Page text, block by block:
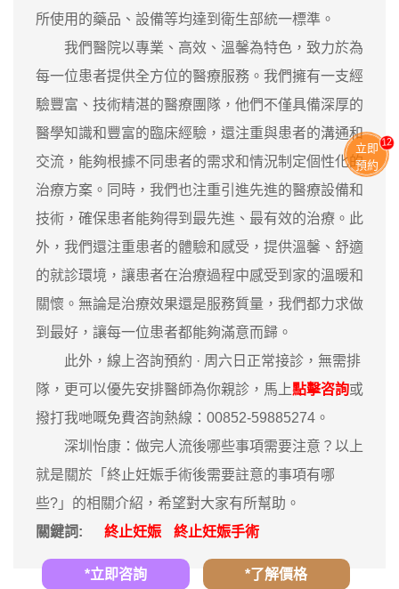
所使用的藥品、設備等均達到衛生部統一標準。
我們醫院以專業、高效、溫馨為特色，致力於為
每一位患者提供全方位的醫療服務。我們擁有一支經
驗豐富、技術精湛的醫療團隊，他們不僅具備深厚的
醫學知識和豐富的臨床經驗，還注重與患者的溝通和
交流，能夠根據不同患者的需求和情況制定個性化的
治療方案。同時，我們也注重引進先進的醫療設備和
技術，確保患者能夠得到最先進、最有效的治療。此
外，我們還注重患者的體驗和感受，提供溫馨、舒適
的就診環境，讓患者在治療過程中感受到家的溫暖和
關懷。無論是治療效果還是服務質量，我們都力求做
到最好，讓每一位患者都能夠滿意而歸。
此外，線上咨詢預約 · ‎周六日正常接診，無需排
隊，更可以優先安排醫師為你親診，馬上點擊咨詢或
撥打我哋嘅免費咨詢熱線：00852-59885274。
深圳怡康：做完人流後哪些事項需要注意？以上
就是關於「終止妊娠手術後需要註意的事項有哪
些?」的相關介紹，希望對大家有所幫助。
關鍵詞:
終止妊娠 終止妊娠手術
*立即咨詢 *了解價格
立即
預約
11